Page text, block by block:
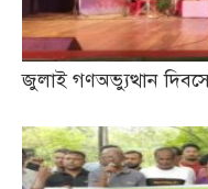
জুলাই গণঅভ্যুত্থান